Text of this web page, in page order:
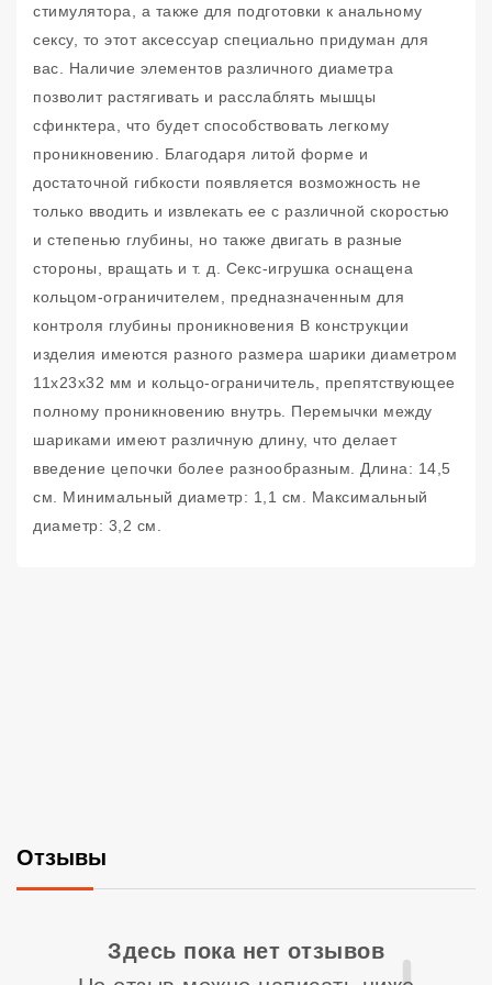
стимулятора, а также для подготовки к анальному
сексу, то этот аксессуар специально придуман для
вас. Наличие элементов различного диаметра
позволит растягивать и расслаблять мышцы
сфинктера, что будет способствовать легкому
проникновению. Благодаря литой форме и
достаточной гибкости появляется возможность не
только вводить и извлекать ее с различной скоростью
и степенью глубины, но также двигать в разные
стороны, вращать и т. д. Секс-игрушка оснащена
кольцом-ограничителем, предназначенным для
контроля глубины проникновения В конструкции
изделия имеются разного размера шарики диаметром
11x23x32 мм и кольцо-ограничитель, препятствующее
полному проникновению внутрь. Перемычки между
шариками имеют различную длину, что делает
введение цепочки более разнообразным. Длина: 14,5
см. Минимальный диаметр: 1,1 см. Максимальный
диаметр: 3,2 см.
Отзывы
Здесь пока нет отзывов